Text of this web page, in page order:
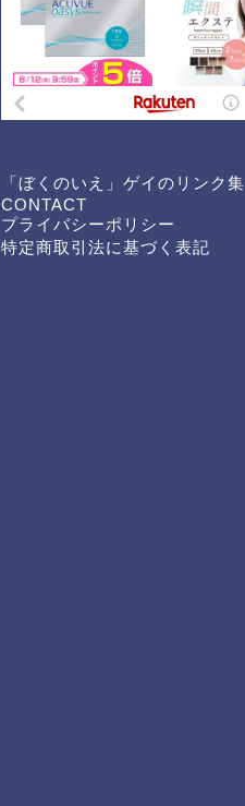
「ぼくのいえ」ゲイのリンク集
CONTACT
プライバシーポリシー
特定商取引法に基づく表記